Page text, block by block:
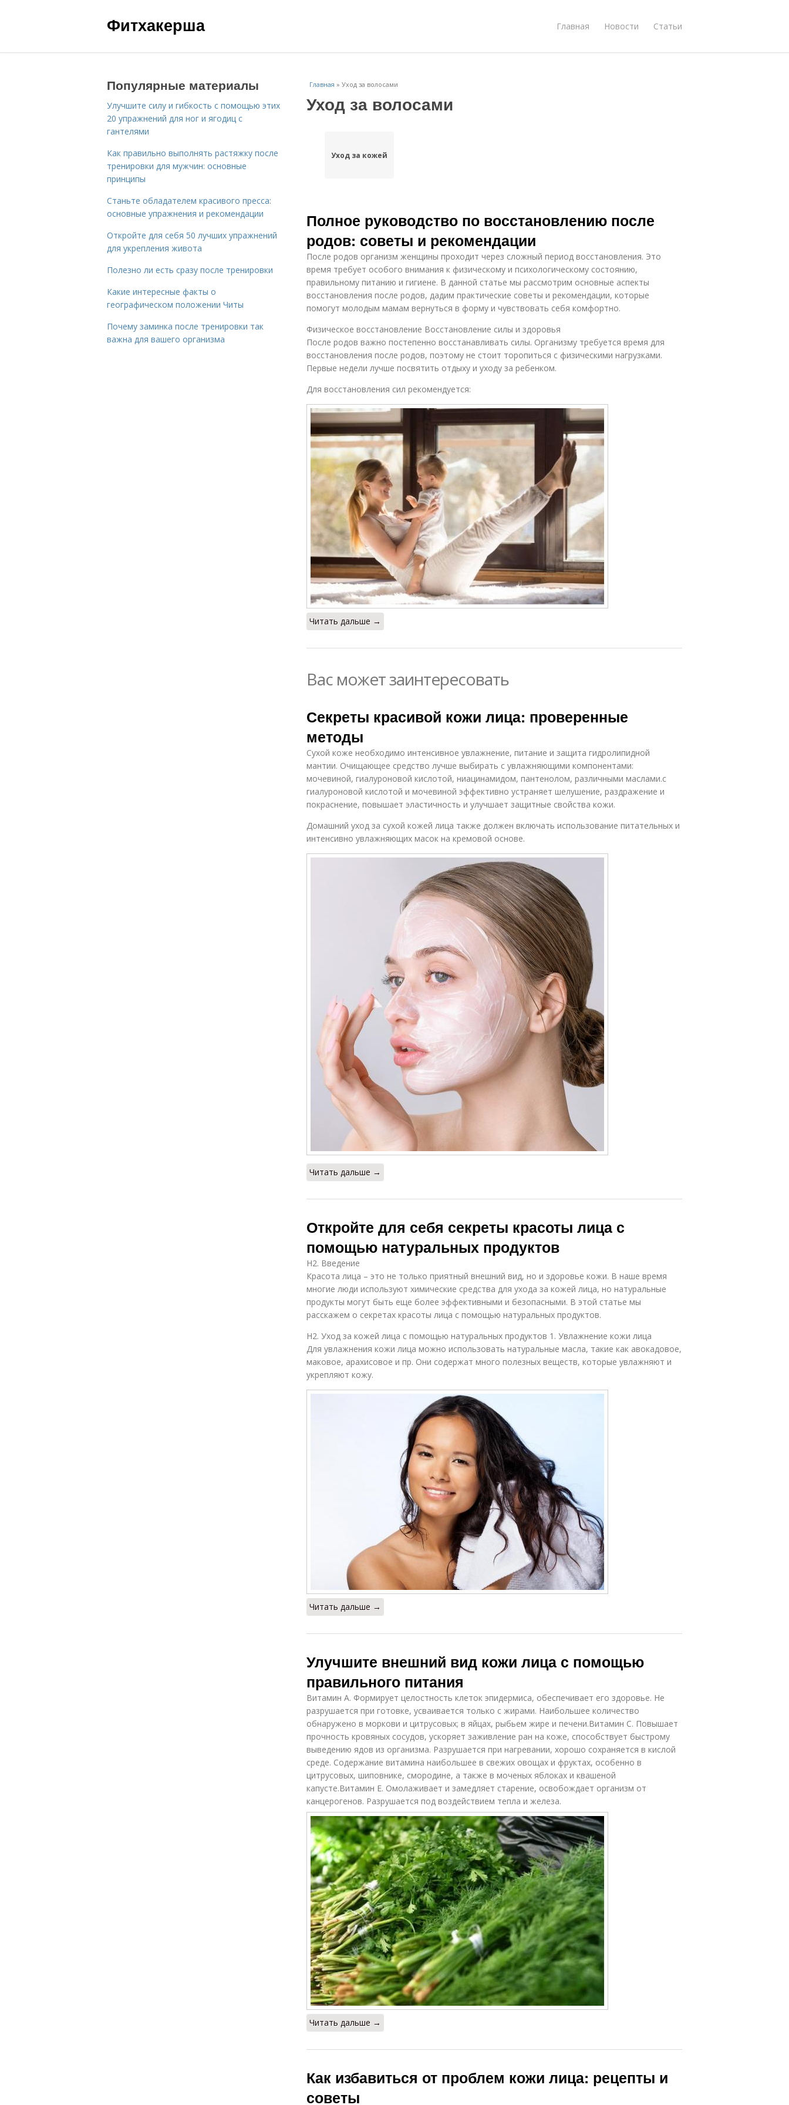
Фитхакерша Главная Новости Статьи
Главная » Уход за волосами
Уход за волосами
Уход за кожей
Полное руководство по восстановлению после
родов: советы и рекомендации
После родов организм женщины проходит через сложный период восстановления. Это
время требует особого внимания к физическому и психологическому состоянию,
правильному питанию и гигиене. В данной статье мы рассмотрим основные аспекты
восстановления после родов, дадим практические советы и рекомендации, которые
помогут молодым мамам вернуться в форму и чувствовать себя комфортно.
Физическое восстановление Восстановление силы и здоровья
После родов важно постепенно восстанавливать силы. Организму требуется время для
восстановления после родов, поэтому не стоит торопиться с физическими нагрузками.
Первые недели лучше посвятить отдыху и уходу за ребенком.
Для восстановления сил рекомендуется:
Читать дальше →
Вас может заинтересовать
Секреты красивой кожи лица: проверенные
методы
Сухой коже необходимо интенсивное увлажнение, питание и защита гидролипидной
мантии. Очищающее средство лучше выбирать с увлажняющими компонентами:
мочевиной, гиалуроновой кислотой, ниацинамидом, пантенолом, различными маслами.с
гиалуроновой кислотой и мочевиной эффективно устраняет шелушение, раздражение и
покраснение, повышает эластичность и улучшает защитные свойства кожи.
Домашний уход за сухой кожей лица также должен включать использование питательных и
интенсивно увлажняющих масок на кремовой основе.
Читать дальше →
Откройте для себя секреты красоты лица с
помощью натуральных продуктов
H2. Введение
Красота лица – это не только приятный внешний вид, но и здоровье кожи. В наше время
многие люди используют химические средства для ухода за кожей лица, но натуральные
продукты могут быть еще более эффективными и безопасными. В этой статье мы
расскажем о секретах красоты лица с помощью натуральных продуктов.
H2. Уход за кожей лица с помощью натуральных продуктов 1. Увлажнение кожи лица
Для увлажнения кожи лица можно использовать натуральные масла, такие как авокадовое,
маковое, арахисовое и пр. Они содержат много полезных веществ, которые увлажняют и
укрепляют кожу.
Читать дальше →
Улучшите внешний вид кожи лица с помощью
правильного питания
Витамин А. Формирует целостность клеток эпидермиса, обеспечивает его здоровье. Не
разрушается при готовке, усваивается только с жирами. Наибольшее количество
обнаружено в моркови и цитрусовых; в яйцах, рыбьем жире и печени.Витамин С. Повышает
прочность кровяных сосудов, ускоряет заживление ран на коже, способствует быстрому
выведению ядов из организма. Разрушается при нагревании, хорошо сохраняется в кислой
среде. Содержание витамина наибольшее в свежих овощах и фруктах, особенно в
цитрусовых, шиповнике, смородине, а также в моченых яблоках и квашеной
капусте.Витамин Е. Омолаживает и замедляет старение, освобождает организм от
канцерогенов. Разрушается под воздействием тепла и железа.
Читать дальше →
Как избавиться от проблем кожи лица: рецепты и
советы
Популярные материалы
Улучшите силу и гибкость с помощью этих
20 упражнений для ног и ягодиц с
гантелями
Как правильно выполнять растяжку после
тренировки для мужчин: основные
принципы
Станьте обладателем красивого пресса:
основные упражнения и рекомендации
Откройте для себя 50 лучших упражнений
для укрепления живота
Полезно ли есть сразу после тренировки
Какие интересные факты о
географическом положении Читы
Почему заминка после тренировки так
важна для вашего организма